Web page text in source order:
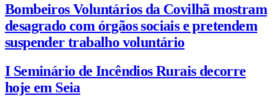
Bombeiros Voluntários da Covilhã mostram
desagrado com órgãos sociais e pretendem
suspender trabalho voluntário
I Seminário de Incêndios Rurais decorre
hoje em Seia